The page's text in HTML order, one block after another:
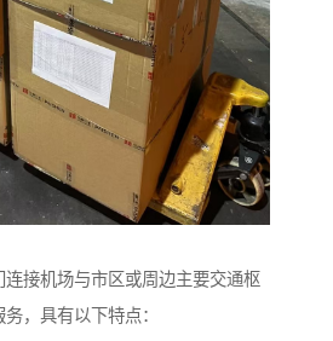
接机场与市区或周边主要交通枢
，具有以下特点：